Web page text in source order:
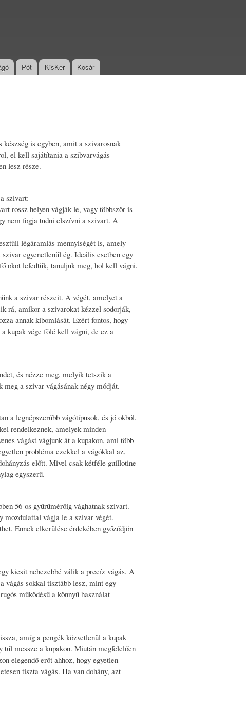
Pót KisKer Kosár
készség is egyben, amit a szivarosnak
el kell sajátítania a szibvarvágás
lesz része.
szivart:
rossz helyen vágják le, vagy többször is
nem fogja tudni elszívni a szivart. A
légáramlás mennyiségét is, amely
egyenetlenül ég. Ideális esetben egy
okot lefedtük, tanuljuk meg, hol kell vágni.
a szivar részeit. A végét, amelyet a
rá, amikor a szivarokat kézzel sodorják,
annak kibomlását. Ezért fontos, hogy
kupak vége fölé kell vágni, de ez a
és nézze meg, melyik tetszik a
a szivar vágásának négy módját.
a legnépszerűbb vágótípusok, és jó okból.
rendelkeznek, amelyek minden
vágást vágjunk át a kupakon, ami több
probléma ezekkel a vágókkal az,
előtt. Mivel csak kétféle guillotine-
egyszerű.
56-os gyűrűmérőig vághatnak szivart.
mozdulattal vágja le a szivar végét.
Ennek elkerülése érdekében győződjön
kicsit nehezebbé válik a precíz vágás. A
vágás sokkal tisztább lesz, mint egy-
működésű a könnyű használat
amíg a pengék közvetlenül a kupak
túl messze a kupakon. Miután megfelelően
elegendő erőt ahhoz, hogy egyetlen
tiszta vágás. Ha van dohány, azt